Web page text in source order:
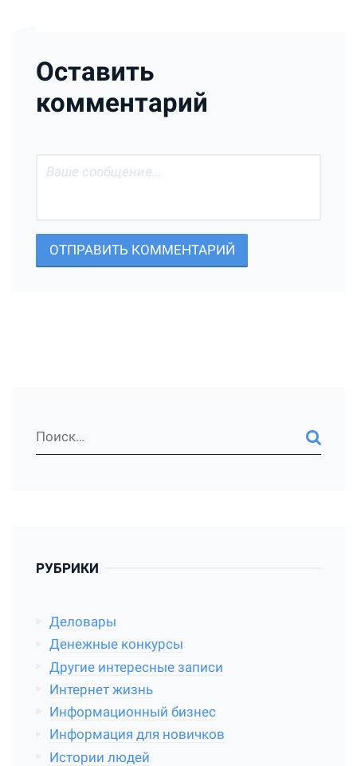
Оставить
комментарий
ОТПРАВИТЬ КОММЕНТАРИЙ
РУБРИКИ
Деловары
Денежные конкурсы
Другие интересные записи
Интернет жизнь
Информационный бизнес
Информация для новичков
Истории людей